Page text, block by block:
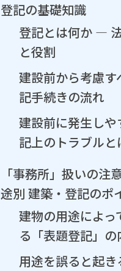
登記の基礎知識
登記とは何か ―
と役割
建設前から考慮す
記手続きの流れ
建設前に発生しや
記上のトラブルと
「事務所」扱いの注
途別 建築・登記のポ
建物の用途によっ
る「表題登記」の
用途を誤ると起き